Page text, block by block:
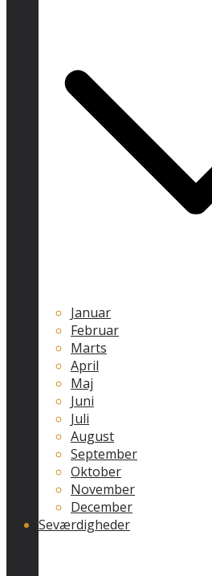
Januar
Februar
Marts
April
Maj
Juni
Juli
August
September
Oktober
November
December
Seværdigheder